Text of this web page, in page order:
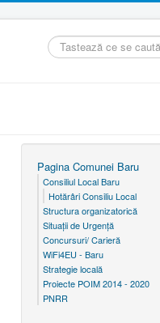
Căutare
...
Pagina Comunei Baru
Consiliul Local Baru
Hotărâri Consiliu Local
Structura organizatorică
Situaţii de Urgenţă
Concursuri/ Carieră
WiFi4EU - Baru
Strategie locală
Proiecte POIM 2014 - 2020
PNRR